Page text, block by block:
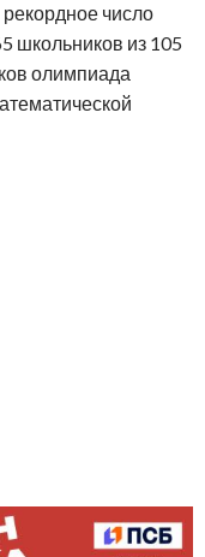
число
школьников из 105
олимпиада